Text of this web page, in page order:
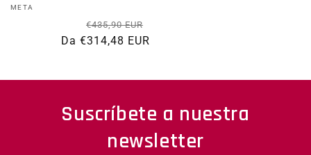
Fornitore:
META
€435,90 EUR
Da €314,48 EUR
Suscríbete a nuestra
newsletter